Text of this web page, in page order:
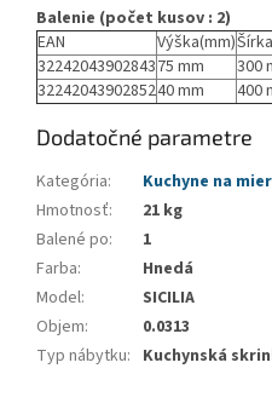
Balenie (počet kusov : 2)
EAN
Výška(mm)
3224204390284375 mm 300
3224204390285240 mm 400
Dodatočné parametre
Kategória:
Kuchyne na
Hmotnosť:
21 kg
Balené po:
1
Farba:
Hnedá
Model:
SICILIA
Objem:
0.0313
Typ nábytku: Kuchynská